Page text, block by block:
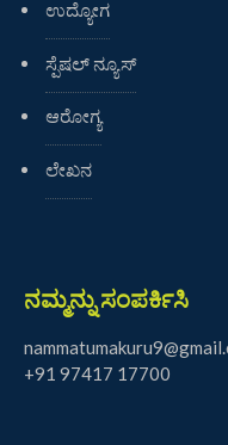
ಉದ್ಯೋಗ
ಸ್ಪೆಷಲ್ ನ್ಯೂಸ್
ಆರೋಗ್ಯ
ಲೇಖನ
ನಮ್ಮನ್ನು ಸಂಪರ್ಕಿಸಿ
+91 97417 17700